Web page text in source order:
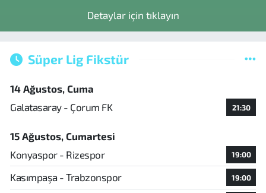
Detaylar için tıklayın
Süper Lig Fikstür
14 Ağustos, Cuma
Galatasaray - Çorum FK
21:30
15 Ağustos, Cumartesi
Konyaspor - Rizespor
19:00
Kasımpaşa - Trabzonspor 19:00